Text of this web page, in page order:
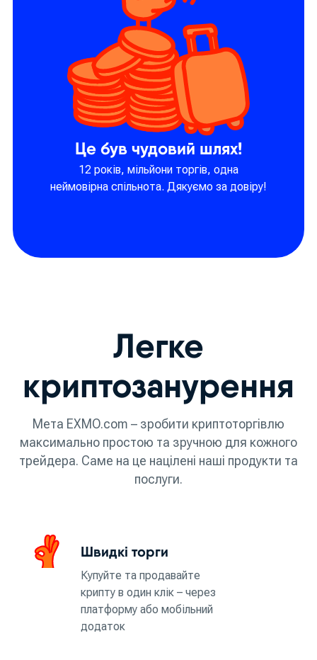
Це був чудовий шлях!
12 років, мільйони торгів, одна
неймовірна спільнота. Дякуємо за довіру!
Легке
криптозанурення
Мета EXMO.com – зробити криптоторгівлю
максимально простою та зручною для кожного
трейдера. Саме на це націлені наші продукти та
послуги.
Швидкі торги
Купуйте та продавайте
крипту в один клік – через
платформу або мобільний
додаток